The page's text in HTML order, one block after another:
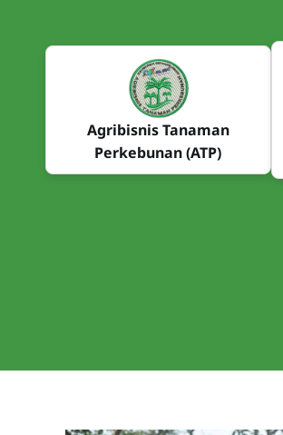
Agribisnis Tanaman
Perkebunan (ATP)